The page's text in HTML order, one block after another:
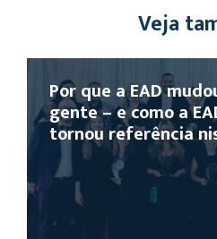
Veja
Por que a EAD
gente – e como a
tornou referência